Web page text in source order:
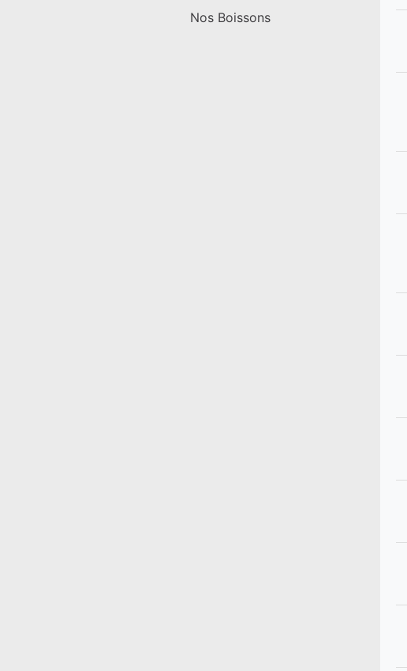
Nos Boissons